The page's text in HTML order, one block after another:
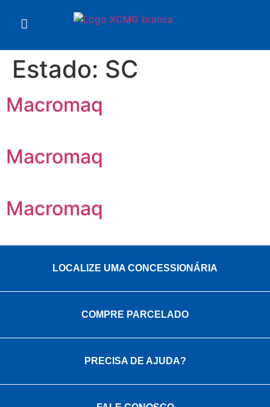
Estado: SC
Macromaq
Macromaq
Macromaq
LOCALIZE UMA CONCESSIONÁRIA
COMPRE PARCELADO
PRECISA DE AJUDA?